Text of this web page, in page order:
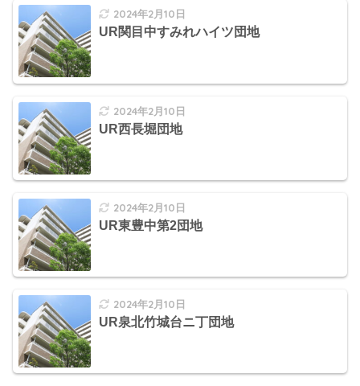
2024年2月10日
UR関目中すみれハイツ団地
2024年2月10日
UR西長堀団地
2024年2月10日
UR東豊中第2団地
2024年2月10日
UR泉北竹城台ニ丁団地